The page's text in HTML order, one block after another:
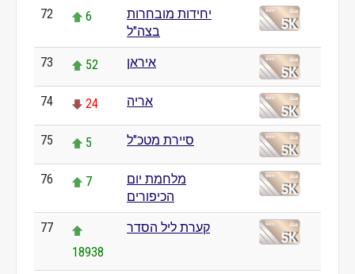
72 6
יחידות מובחרות
בצה"ל
73 52 איראן
74 24 אריה
75 5 סיירת מטכ"ל
76 7
מלחמת יום
הכיפורים
77
18938
קערת ליל הסדר